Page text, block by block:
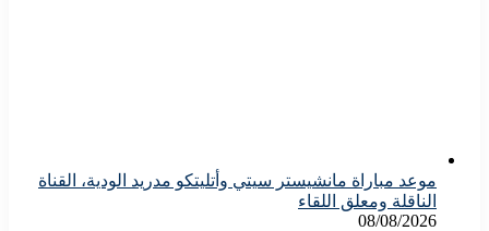
موعد مباراة مانشيستر سيتي وأتليتكو مدريد الودية، القناة
الناقلة ومعلق اللقاء
08/08/2026